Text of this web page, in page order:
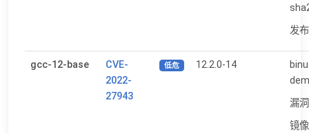
发
gcc-12-base
CVE-
2022-
27943
低危 12.2.0-14
漏
镜